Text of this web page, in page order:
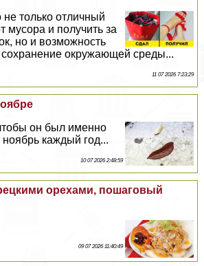
только отличный
мусора и получить за
но и возможность
сохранение окружающей среды...
11 07 2026 7:23:29
он был именно
каждый год...
10 07 2026 2:48:59
орехами, пошаговый
09 07 2026 11:40:49